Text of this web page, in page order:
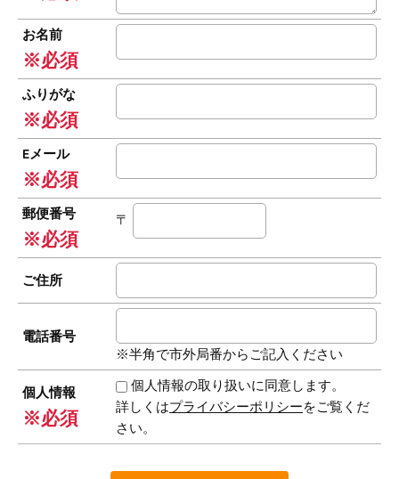
お名前
※必須
ふりがな
※必須
Eメール
※必須
郵便番号
※必須
〒
ご住所
電話番号
※半角で市外局番からご記入ください
個人情報
※必須
個人情報の取り扱いに同意します。
詳しくはプライバシーポリシーをご覧くだ
さい。